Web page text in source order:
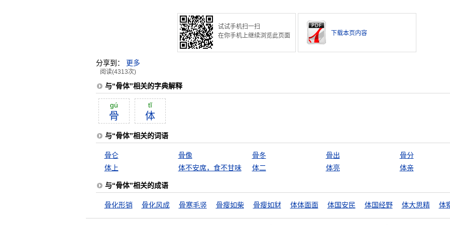
试试手机扫一扫
在你手机上继续浏览此页面
下载本页内容
分享到： 更多
阅读(4313次)
与“骨体”相关的字典解释
gú
骨
tĭ
体
与“骨体”相关的词语
骨仑 骨像 骨冬 骨出
骨分
体上
体不安席，食不甘味 体二 体亮 体亲
与“骨体”相关的成语
骨化形销 骨化风成 骨寒毛竖 骨瘦如柴 骨瘦如豺 体体面面 体国安民 体国经野 体大思精 体